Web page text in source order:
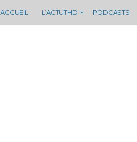
ACCUEIL L’ACTUTHD PODCASTS